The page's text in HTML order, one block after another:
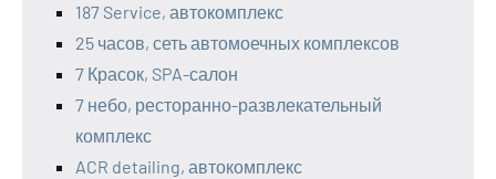
187 Service, автокомплекс
25 часов, сеть автомоечных комплексов
7 Красок, SPA-салон
7 небо, ресторанно-развлекательный
комплекс
ACR detailing, автокомплекс